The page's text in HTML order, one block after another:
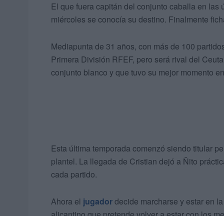
El que fuera capitán del conjunto caballa en
miércoles se conocía su destino. Finalmente
Mediapunta de 31 años, con más de 100
Primera División RFEF, pero será rival del
conjunto blanco y que tuvo su mejor momento
Esta última temporada comenzó siendo titular
plantel. La llegada de Cristian dejó a Ñito
cada partido.
Ahora el jugadordecide marcharse y estar en